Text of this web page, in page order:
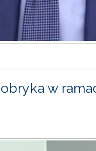
w